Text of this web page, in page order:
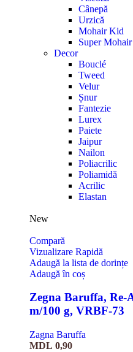
Cânepă
Urzică
Mohair Kid
Super
Decor
Bouclé
Tweed
Velur
Șnur
Fantezie
Lurex
Paiete
Jaipur
Nailon
Poliacrilic
Poliamidă
Acrilic
Elastan
New
Compară
Vizualizare Rapidă
Adaugă la lista de dorințe
Adaugă în coș
Zegna Baruffa, Re-
m/100 g, VRBF-73
Zagna Baruffa
MDL 0,90